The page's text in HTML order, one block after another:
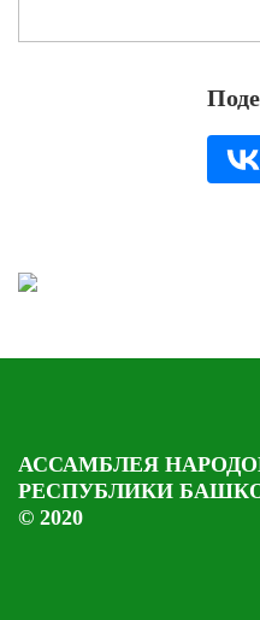
АССАМБЛЕЯ
РЕСПУБЛИКИ
© 2020